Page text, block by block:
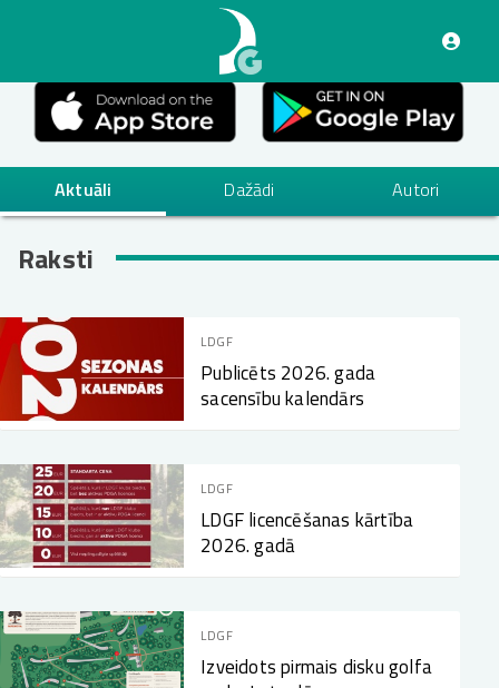
saturu
Aktuāli Dažādi Autori
Raksti
LDGF
Publicēts 2026. gada
sacensību kalendārs
LDGF
LDGF licencēšanas kārtība
2026. gadā
LDGF
Izveidots pirmais disku golfa